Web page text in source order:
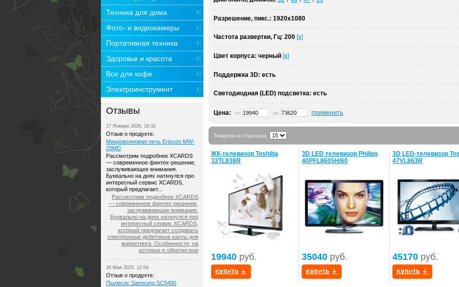
Разрешение, пикс.: 1920x1080
Частота развертки, Гц: 200 [x]
Цвет корпуса: черный [x]
Поддержка 3D: есть
Светодиодная (LED) подсветка: есть
Цена: от до применить
Товаров на странице:
ЖК-телевизор Toshiba
32TL838R
19940 руб.
3D LED телевизор Philips
40PFL8605H/60
35040 руб.
3D LED-телевизор
47VL863R
45170 руб.
Техника для дома
Фото- и видеокамеры
Портативная техника
Здоровье и красота
Все для кофе
Электроинструмент
Отзывы
17 Января 2026, 18:32
Отзыв о продукте:
Микроволновая печь Erisson MW-
20MD
Рассмотрим подробнее XCARDS
— современное финтех-решение,
заслуживающее внимания.
Буквально на днях наткнулся про
интересный сервис XCARDS,
который предлагает...
Рассмотрим подробнее XCARDS
— современное финтех-решение,
заслуживающее внимания.
Буквально на днях наткнулся про
интересный сервис XCARDS,
который предлагает создавать
электронные дебетовые карты для
маркетинга. Особенности, на
которые я обратил вни
26 Мая 2025, 12:04
Отзыв о продукте:
Пылесос Samsung SC5490